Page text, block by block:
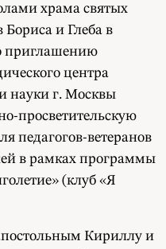
храма святых
Бориса и Глеба в
приглашению
центра
науки г. Москвы
просветительскую
педагогов-ветеранов
в рамках программы
(клуб «Я
Кириллу и